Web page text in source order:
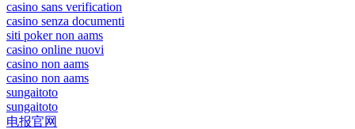
casino sans verification
casino senza documenti
siti poker non aams
casino online nuovi
casino non aams
casino non aams
sungaitoto
sungaitoto
电报官网